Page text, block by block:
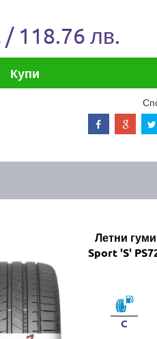
/ 118.76 лв.
Купи
Летни
Sport 'S'
C